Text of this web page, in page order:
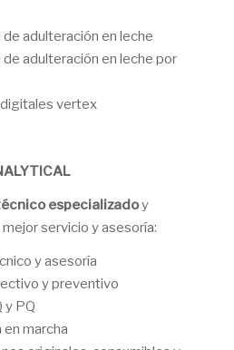
adulteración en leche
adulteración en leche por
vertex
especializadoy
servicio y asesoría:
y asesoría
y preventivo
y PQ
marcha